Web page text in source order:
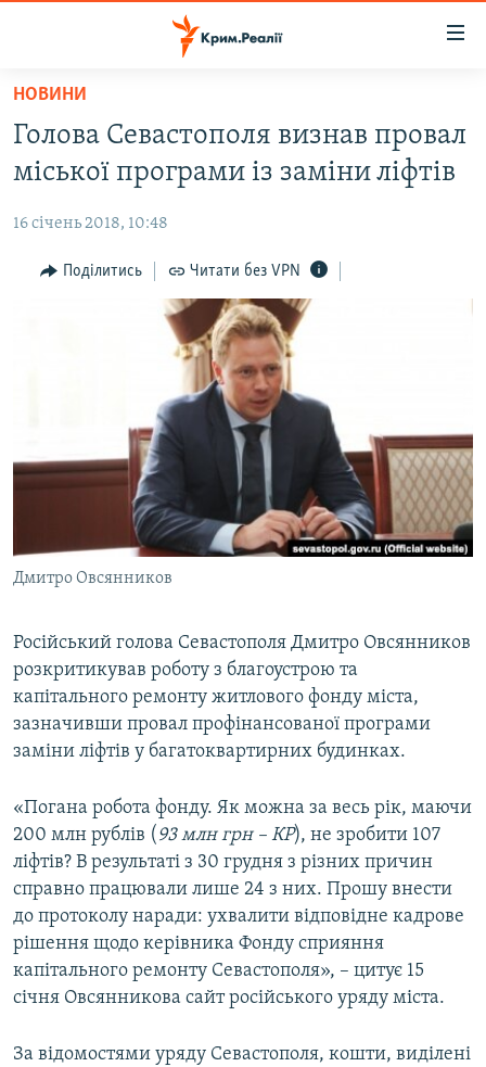
Перейти
основного
матеріалу
до
навігації
ВІДЕО ТА ФОТО
ПОЛІТИКА
БЛОГИ
СПЕЦПРОЕКТИ
ДЕПОРТАЦІЯ
ВІДЕОУРОКИ «ELIFBE»
СВІДЧЕННЯ ОКУПАЦІЇ
УКРАЇНСЬКА ПРОБЛЕМА КРИМУ
ЯК ОБІЙТИ БЛОКУВАННЯ
Усі сайти RFE/RL
НОВИНИ
Голова Севастополя визнав провал
міської програми із заміни ліфтів
16 січень 2018, 10:48
Поділитись Читати без VPN
Дмитро Овсянников
Російський голова Севастополя Дмитро Овсянников
розкритикував роботу з благоустрою та
капітального ремонту житлового фонду міста,
зазначивши провал профінансованої програми
заміни ліфтів у багатоквартирних будинках.
«Погана робота фонду. Як можна за весь рік, маючи
200 млн рублів ( 93 млн грн – КР), не зробити 107
ліфтів? В результаті з 30 грудня з різних причин
справно працювали лише 24 з них. Прошу внести
до протоколу наради: ухвалити відповідне кадрове
рішення щодо керівника Фонду сприяння
капітального ремонту Севастополя», – цитує 15
січня Овсянникова сайт російського уряду міста.
За відомостями уряду Севастополя, кошти, виділені